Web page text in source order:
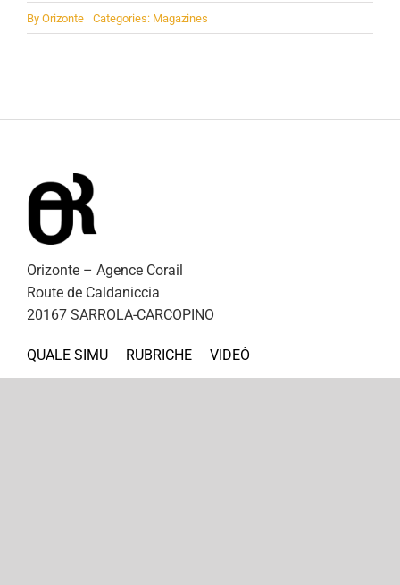
By Orizonte Categories: Magazines
Orizonte – Agence Corail
Route de Caldaniccia
20167 SARROLA-CARCOPINO
QUALE SIMU RUBRICHE
VIDEÒ
A PRIMA TRINCA
CUNTATTU